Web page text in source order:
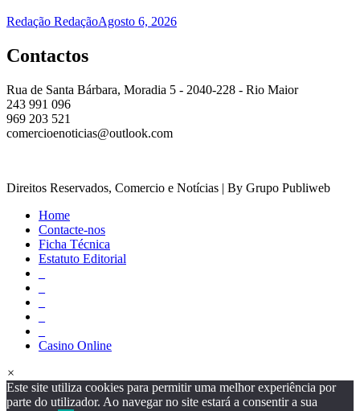
Redação RedaçãoAgosto 6, 2026
Contactos
Rua de Santa Bárbara, Moradia 5 - 2040-228 - Rio Maior
243 991 096
969 203 521
comercioenoticias@outlook.com
Direitos Reservados, Comercio e Notícias | By Grupo Publiweb
Home
Contacte-nos
Ficha Técnica
Estatuto Editorial
Casino Online
×
Este site utiliza cookies para permitir uma melhor experiência por
parte do utilizador. Ao navegar no site estará a consentir a sua